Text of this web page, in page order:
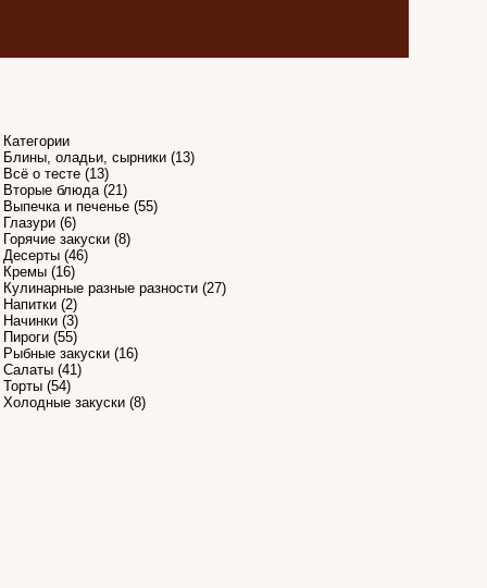
Категории
Блины, оладьи, сырники(13)
Всё о тесте(13)
Вторые блюда(21)
Выпечка и печенье(55)
Глазури(6)
Горячие закуски(8)
Десерты(46)
Кремы(16)
Кулинарные разные разности(27)
Напитки(2)
Начинки(3)
Пироги(55)
Рыбные закуски(16)
Салаты(41)
Торты(54)
Холодные закуски(8)